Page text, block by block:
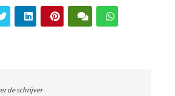
de schrijver